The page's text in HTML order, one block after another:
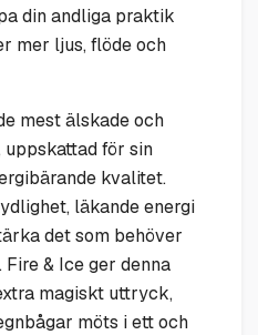
din andliga praktik
mer ljus, flöde och
mest älskade och
för sin
kvalitet.
läkande energi
det som behöver
& Ice ger denna
magiskt uttryck,
möts i ett och